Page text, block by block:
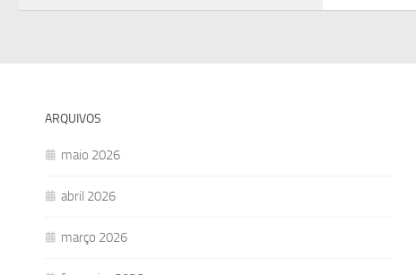
ARQUIVOS
maio 2026
abril 2026
março 2026